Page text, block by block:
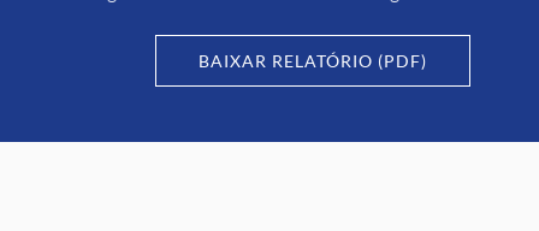
BAIXAR RELATÓRIO (PDF)